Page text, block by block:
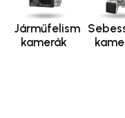
Járműfelismerő
kamerák